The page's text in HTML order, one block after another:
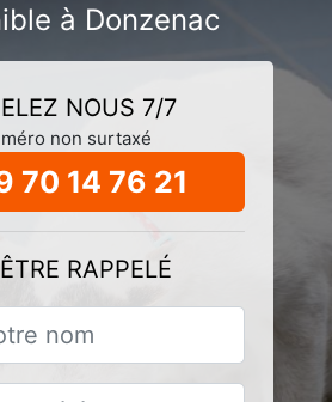
à Donzenac
NOUS 7/7
non surtaxé
70 14 76 21
RAPPELÉ